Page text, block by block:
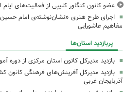
عضو کانون کنگاور کلیپی از فعالیت‌های ایام
اجرای طرح هنری «نشان‌نوشته‌ی امام
مفاهیم عاشورایی
پربازدید استان‌ها
بازدید مدیرکل کانون استان مرکزی از دوره
بازدید مدیرکل آفرینش‌های فرهنگی کانون
آذربایجان غربی